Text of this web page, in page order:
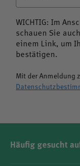
WICHTIG: Im
schauen Sie
einem Link, um
bestätigen.
Mit der Anmeldung
Häufig gesucht